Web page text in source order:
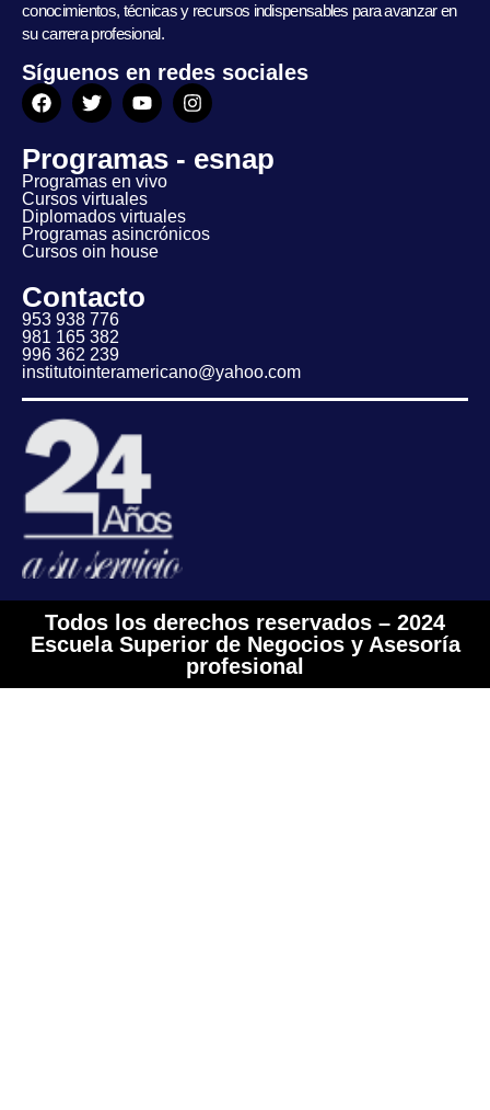
conocimientos, técnicas y recursos indispensables para avanzar en
su carrera profesional.
Síguenos en redes sociales
Programas - esnap
Programas en vivo
Cursos virtuales
Diplomados virtuales
Programas asincrónicos
Cursos oin house
Contacto
953 938 776
981 165 382
996 362 239
institutointeramericano@yahoo.com
Todos los derechos reservados – 2024
Escuela Superior de Negocios y Asesoría
profesional